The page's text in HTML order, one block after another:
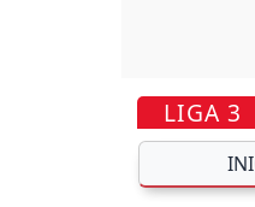
LIGA 3